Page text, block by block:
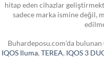
hitap eden cihazlar
sadece marka ismine değil,
Buhardeposu.com’da
IQOS Iluma, TEREA IQOS 3